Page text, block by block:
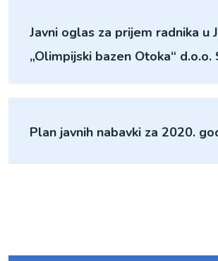
Javni oglas za prijem radnika u
„Olimpijski bazen Otoka“ d.o.o.
Plan javnih nabavki za 2020.